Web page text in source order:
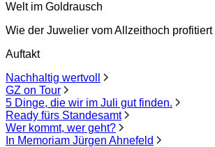
Welt im Goldrausch
Wie der Juwelier vom Allzeithoch profitiert
Auftakt
Nachhaltig wertvoll
GZ on Tour
5 Dinge, die wir im Juli gut finden.
Ready fürs Standesamt
Wer kommt, wer geht?
In Memoriam Jürgen Ahnefeld